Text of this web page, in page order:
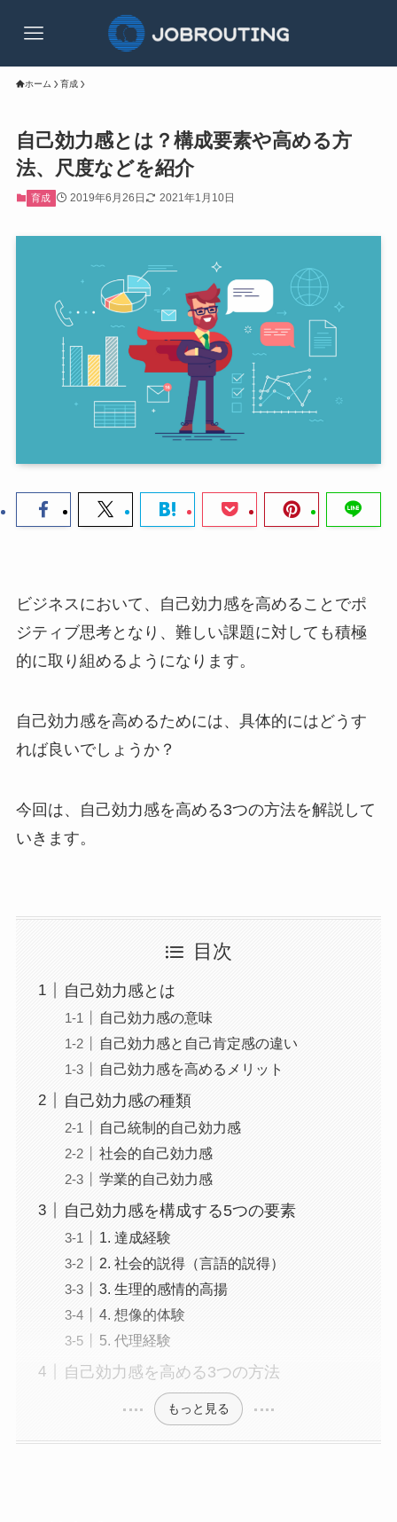
ホーム 育成
自己効力感とは？構成要素や高める方
法、尺度などを紹介
育成 2019年6月26日 2021年1月10日
ビジネスにおいて、自己効力感を高めることでポ
ジティブ思考となり、難しい課題に対しても積極
的に取り組めるようになります。
自己効力感を高めるためには、具体的にはどうす
れば良いでしょうか？
今回は、自己効力感を高める3つの方法を解説して
いきます。
目次
自己効力感とは
自己効力感の意味
自己効力感と自己肯定感の違い
自己効力感を高めるメリット
自己効力感の種類
自己統制的自己効力感
社会的自己効力感
学業的自己効力感
自己効力感を構成する5つの要素
1. 達成経験
2. 社会的説得（言語的説得）
3. 生理的感情的高揚
4. 想像的体験
5. 代理経験
自己効力感を高める3つの方法
もっと見る